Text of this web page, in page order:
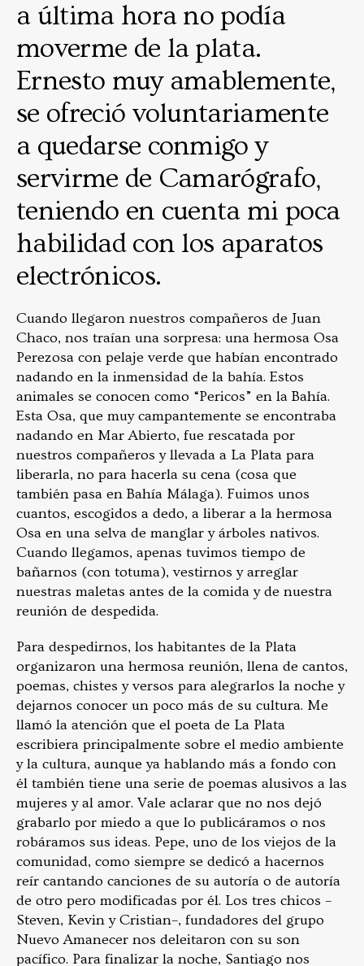
a última hora no podía
moverme de la plata.
Ernesto muy amablemente,
se ofreció voluntariamente
a quedarse conmigo y
servirme de Camarógrafo,
teniendo en cuenta mi poca
habilidad con los aparatos
electrónicos.
Cuando llegaron nuestros compañeros de Juan
Chaco, nos traían una sorpresa: una hermosa Osa
Perezosa con pelaje verde que habían encontrado
nadando en la inmensidad de la bahía. Estos
animales se conocen como “Pericos” en la Bahía.
Esta Osa, que muy campantemente se encontraba
nadando en Mar Abierto, fue rescatada por
nuestros compañeros y llevada a La Plata para
liberarla, no para hacerla su cena (cosa que
también pasa en Bahía Málaga). Fuimos unos
cuantos, escogidos a dedo, a liberar a la hermosa
Osa en una selva de manglar y árboles nativos.
Cuando llegamos, apenas tuvimos tiempo de
bañarnos (con totuma), vestirnos y arreglar
nuestras maletas antes de la comida y de nuestra
reunión de despedida.
Para despedirnos, los habitantes de la Plata
organizaron una hermosa reunión, llena de cantos,
poemas, chistes y versos para alegrarlos la noche y
dejarnos conocer un poco más de su cultura. Me
llamó la atención que el poeta de La Plata
escribiera principalmente sobre el medio ambiente
y la cultura, aunque ya hablando más a fondo con
él también tiene una serie de poemas alusivos a las
mujeres y al amor. Vale aclarar que no nos dejó
grabarlo por miedo a que lo publicáramos o nos
robáramos sus ideas. Pepe, uno de los viejos de la
comunidad, como siempre se dedicó a hacernos
reír cantando canciones de su autoría o de autoría
de otro pero modificadas por él. Los tres chicos –
Steven, Kevin y Cristian–, fundadores del grupo
Nuevo Amanecer nos deleitaron con su son
pacífico. Para finalizar la noche, Santiago nos